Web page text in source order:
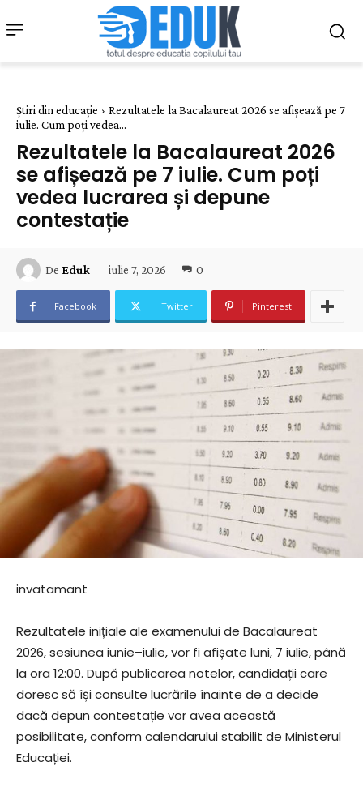
Știri din educație
Rezultatele la Bacalaureat 2026 se afișează pe 7
iulie. Cum poți vedea...
Rezultatele la Bacalaureat 2026
se afișează pe 7 iulie. Cum poți
vedea lucrarea și depune
contestație
De Eduk iulie 7, 2026 0
Facebook Twitter Pinterest
invatamant
Rezultatele inițiale ale examenului de Bacalaureat
2026, sesiunea iunie–iulie, vor fi afișate luni, 7 iulie, până
la ora 12:00. După publicarea notelor, candidații care
doresc să își consulte lucrările înainte de a decide
dacă depun contestație vor avea această
posibilitate, conform calendarului stabilit de Ministerul
Educației.